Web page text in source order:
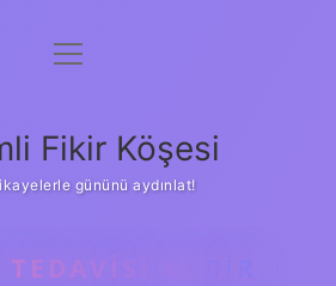
Anasayfa
Yasal Uyarı
menüyü
Fikir Köşesi
gününü aydınlat!
NEDIR